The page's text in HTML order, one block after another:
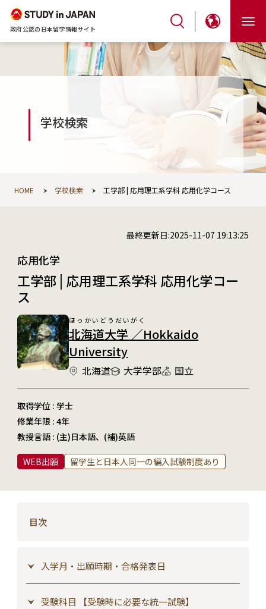
政府公認の日本留学情報サイト
学校検索
HOME 学校検索 工学部 | 応用理工系学科 応用化学コース
最終更新日:2025-11-07 19:13:25
応用化学
工学部 | 応用理工系学科 応用化学コー
ス
ほっかいどうだいがく
北海道大学 ／Hokkaido
University
北海道 大学学部 国立
取得学位 : 学士
修業年限 : 4年
教授言語 : (主)日本語、(補)英語
WEB出願 留学生と日本人同一の編入試験制度あり
目次
入学月・出願時期・合格発表日
受験科目 【受験時に必要な統一試験】